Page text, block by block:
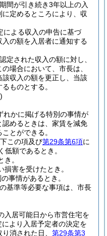
間が引き続き3年以上の入
定めるところにより、収
による収入の申告に基づ
の額を入居者に通知する
定された収入の額に対し、
の場合において、市長は、
収入の額を更正し、当該
ものとする。
れかに掲げる特別の事情が
めるときは、家賃を減免
とができる。
この項及び第29条第6項に
低額であるとき。
。
損害を受けたとき。
事情があるとき。
基準等必要な事項は、市長
入居可能日から市営住宅を
により入居予定者の決定を
消された日、 第29条第3